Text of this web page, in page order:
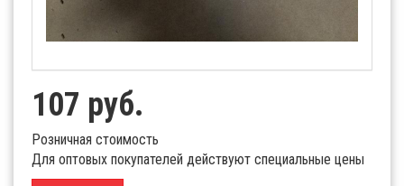
107 руб.
Розничная стоимость
Для оптовых покупателей действуют специальные цены